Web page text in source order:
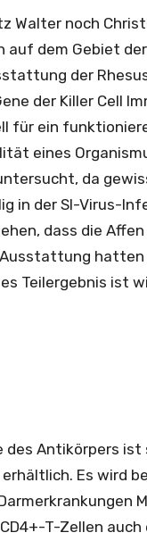
Walter noch
auf dem Gebiet
der
der Killer Cell
für ein
eines
da
in der SI-Virus-
dass die
hatten
Teilergebnis ist
Antikörpers ist
Es wird
T-Zellen